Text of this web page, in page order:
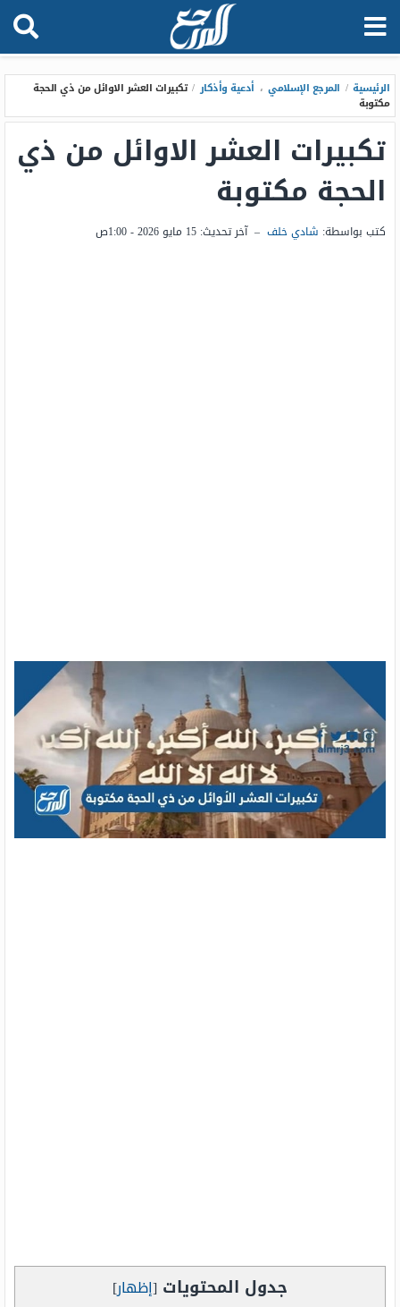
الرئيسية / المرجع الإسلامي ، أدعية وأذكار / تكبيرات العشر الاوائل من ذي الحجة
مكتوبة
تكبيرات العشر الاوائل من ذي
الحجة مكتوبة
كتب بواسطة: شادي خلف – آخر تحديث: 15 مايو 2026 - 1:00ص
جدول المحتويات [إظهار]